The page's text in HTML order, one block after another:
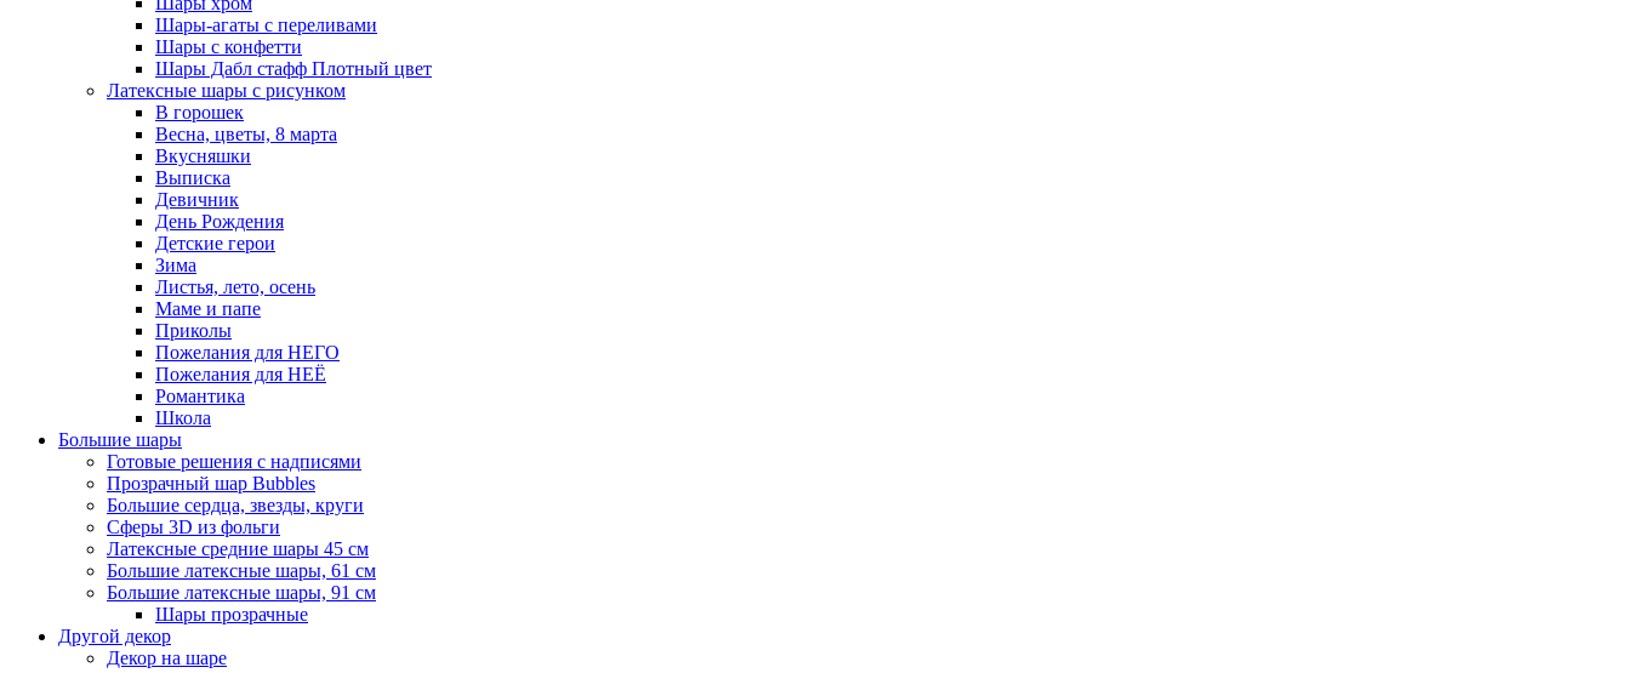
Шары-агаты с переливами
Шары с конфетти
Шары Дабл стафф Плотный цвет
Латексные шары с рисунком
В горошек
Весна, цветы, 8 марта
Вкусняшки
Выписка
Девичник
День Рождения
Детские герои
Зима
Листья, лето, осень
Маме и папе
Приколы
Пожелания для НЕГО
Пожелания для НЕЁ
Романтика
Школа
Большие шары
Готовые решения с надписями
Прозрачный шар Bubbles
Большие сердца, звезды, круги
Сферы 3D из фольги
Латексные средние шары 45 см
Большие латексные шары, 61 см
Большие латексные шары, 91 см
Шары прозрачные
Другой декор
Декор на шаре